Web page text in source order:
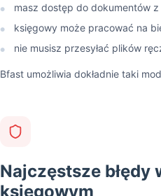
● masz dostęp do dokumentów
● księgowy może pracować na
● nie musisz przesyłać plików
Bfast umożliwia dokładnie taki
Najczęstsze błędy
księgowym